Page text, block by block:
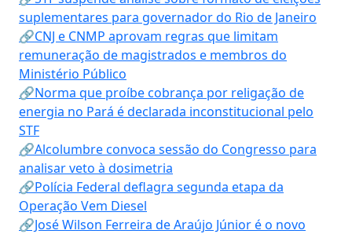
suplementares para governador do Rio de Janeiro
🔗CNJ e CNMP aprovam regras que limitam
remuneração de magistrados e membros do
Ministério Público
🔗Norma que proíbe cobrança por religação de
energia no Pará é declarada inconstitucional pelo
STF
🔗Alcolumbre convoca sessão do Congresso para
analisar veto à dosimetria
🔗Polícia Federal deflagra segunda etapa da
Operação Vem Diesel
🔗José Wilson Ferreira de Araújo Júnior é o novo